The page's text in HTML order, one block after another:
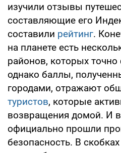
изучили отзывы
составляющие его
составили рейтинг.
на планете есть
районов, которых точно
однако баллы,
городами, отражают
туристов, которые
возвращения домой. И
официально прошли
безопасность. В